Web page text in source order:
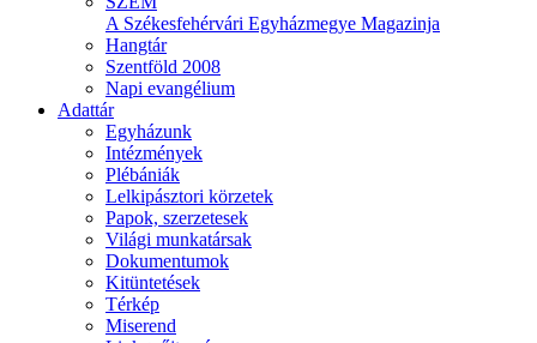
A Székesfehérvári Egyházmegye Magazinja
Hangtár
Szentföld 2008
Napi evangélium
Adattár
Egyházunk
Intézmények
Plébániák
Lelkipásztori körzetek
Papok, szerzetesek
Világi munkatársak
Dokumentumok
Kitüntetések
Térkép
Miserend